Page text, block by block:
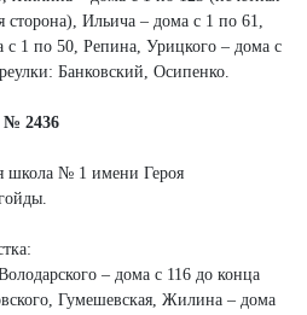
сторона), Ильича – дома с 1 по 61,
1 по 50, Репина, Урицкого – дома с
Банковский, Осипенко.
№ 2436
школа № 1 имени Героя
– дома с 116 до конца
Гумешевская, Жилина – дома